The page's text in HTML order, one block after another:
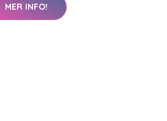
MER INFO!